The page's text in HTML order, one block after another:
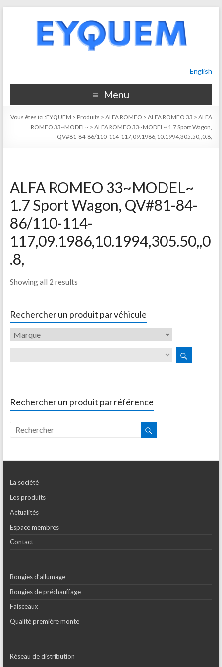
English
Menu
Vous êtes ici :EYQUEM > Produits >ALFA ROMEO >ALFA ROMEO 33 >ALFA
ROMEO 33~MODEL~ >ALFA ROMEO 33~MODEL~ 1.7 Sport Wagon,
QV#81-84-86/110-114-117,09.1986,10.1994,305.50,,0.8,
ALFA ROMEO 33~MODEL~
1.7 Sport Wagon, QV#81-84-
86/110-114-
117,09.1986,10.1994,305.50,,0
.8,
Showing all 2 results
Rechercher un produit par véhicule
Rechercher un produit par référence
La société
Les produits
Actualités
Espace membres
Contact
Bougies d’allumage
Bougies de préchauffage
Faisceaux
Qualité première monte
Réseau de distribution